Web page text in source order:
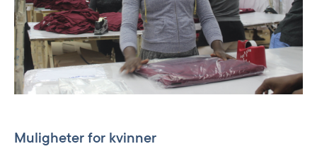
Muligheter for kvinner